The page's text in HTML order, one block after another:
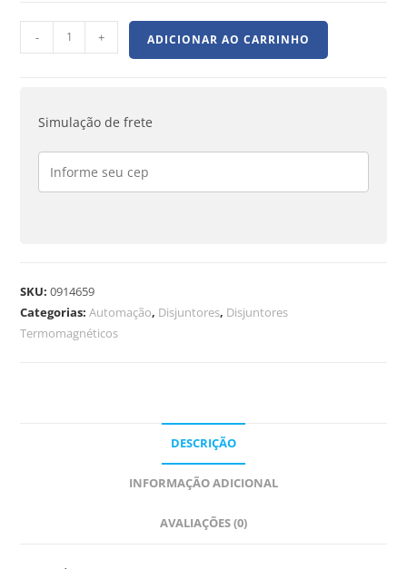
- + ADICIONAR AO CARRINHO
Simulação de frete
SKU:0914659
Categorias:Automação, Disjuntores, Disjuntores
Termomagnéticos
DESCRIÇÃO
INFORMAÇÃO ADICIONAL
AVALIAÇÕES (0)